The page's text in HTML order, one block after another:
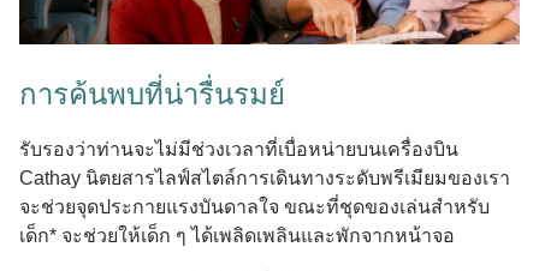
การค้นพบที่น่ารื่นรมย์
รับรองว่าท่านจะไม่มีช่วงเวลาที่เบื่อหน่ายบนเครื่องบิน
Cathay นิตยสารไลฟ์สไตล์การเดินทางระดับพรีเมียมของเรา
จะช่วยจุดประกายแรงบันดาลใจ ขณะที่ชุดของเล่นสําหรับ
เด็ก* จะช่วยให้เด็ก ๆ ได้เพลิดเพลินและพักจากหน้าจอ